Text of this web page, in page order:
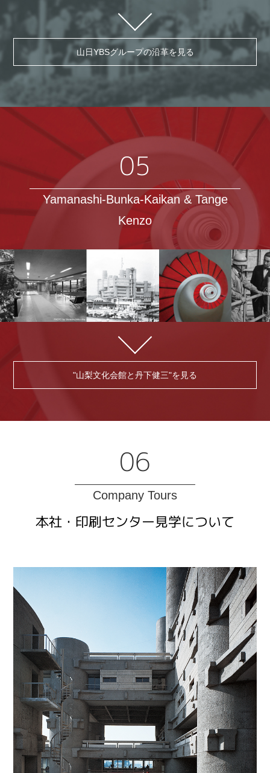
山日YBSグループの沿革を見る
05
Yamanashi-Bunka-Kaikan & Tange
Kenzo
"山梨文化会館と丹下健三"を見る
06
Company Tours
本社・印刷センター見学について